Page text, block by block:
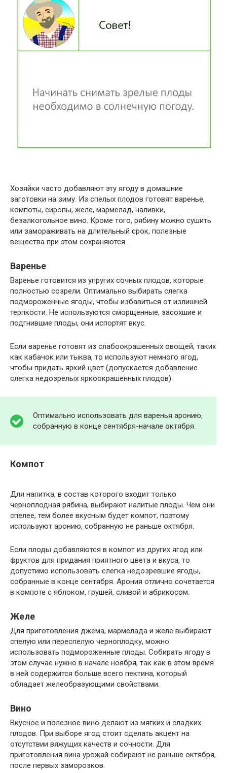
Хозяйки часто добавляют эту ягоду в домашние
заготовки на зиму. Из спелых плодов готовят варенье,
компоты, сиропы, желе, мармелад, наливки,
безалкогольное вино. Кроме того, рябину можно сушить
или замораживать на длительный срок, полезные
вещества при этом сохраняются.
Варенье
Варенье готовится из упругих сочных плодов, которые
полностью созрели. Оптимально выбирать слегка
подмороженные ягоды, чтобы избавиться от излишней
терпкости. Не используются сморщенные, засохшие и
подгнившие плоды, они испортят вкус.
Если варенье готовят из слабоокрашенных овощей, таких
как кабачок или тыква, то используют немного ягод,
чтобы придать яркий цвет (допускается добавление
слегка недозрелых яркоокрашенных плодов).
Оптимально использовать для варенья аронию,
собранную в конце сентября-начале октября.
Компот
Для напитка, в состав которого входит только
черноплодная рябина, выбирают налитые плоды. Чем они
спелее, тем более вкусным будет компот, поэтому
используют аронию, собранную не раньше октября.
Если плоды добавляются в компот из других ягод или
фруктов для придания приятного цвета и вкуса, то
допустимо использовать слегка недозревшие ягоды,
собранные в конце сентября. Арония отлично сочетается
в компоте с яблоком, грушей, сливой и абрикосом.
Желе
Для приготовления джема, мармелада и желе выбирают
спелую или переспелую черноплодку, можно
использовать подмороженные плоды. Собирать ягоду в
этом случае нужно в начале ноября, так как в этом время
в ней содержится больше всего пектина, который
обладает желеобразующими свойствами.
Вино
Вкусное и полезное вино делают из мягких и сладких
плодов. При выборе ягод стоит сделать акцент на
отсутствии вяжущих качеств и сочности. Для
приготовления вина урожай собирают не раньше октября,
после первых заморозков.